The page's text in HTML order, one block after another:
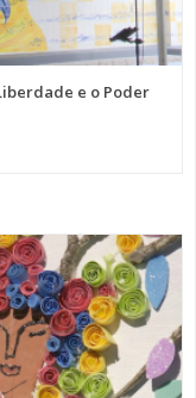
e o Poder